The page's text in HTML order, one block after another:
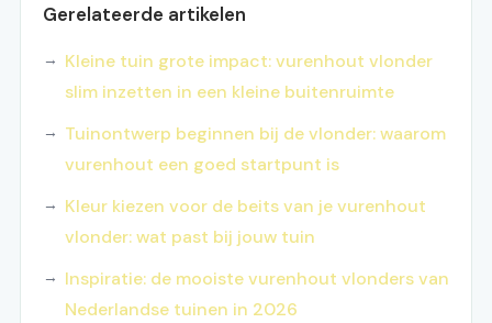
Gerelateerde artikelen
Kleine tuin grote impact: vurenhout vlonder
slim inzetten in een kleine buitenruimte
Tuinontwerp beginnen bij de vlonder: waarom
vurenhout een goed startpunt is
Kleur kiezen voor de beits van je vurenhout
vlonder: wat past bij jouw tuin
Inspiratie: de mooiste vurenhout vlonders van
Nederlandse tuinen in 2026